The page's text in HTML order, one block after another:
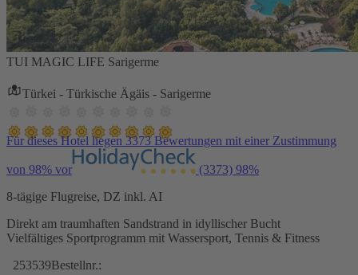
TUI MAGIC LIFE Sarigerme
Türkei - Türkische Ägäis - Sarigerme
Für dieses Hotel liegen 3373 Bewertungen mit einer Zustimmung
von 98% vor (3373) 98%
8-tägige Flugreise, DZ inkl. AI
Direkt am traumhaften Sandstrand in idyllischer Bucht
Vielfältiges Sportprogramm mit Wassersport, Tennis & Fitness
253539Bestellnr.: